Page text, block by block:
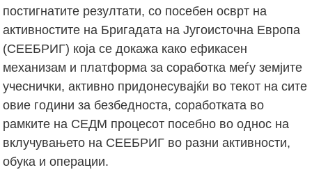
постигнатите резултати, со посебен осврт на
активностите на Бригадата на Југоисточна Европа
(СЕЕБРИГ) која се докажа како ефикасен
механизам и платформа за соработка меѓу земјите
учеснички, активно придонесувајќи во текот на сите
овие години за безбедноста, соработката во
рамките на СЕДМ процесот посебно во однос на
вклучувањето на СЕЕБРИГ во разни активности,
обука и операции.